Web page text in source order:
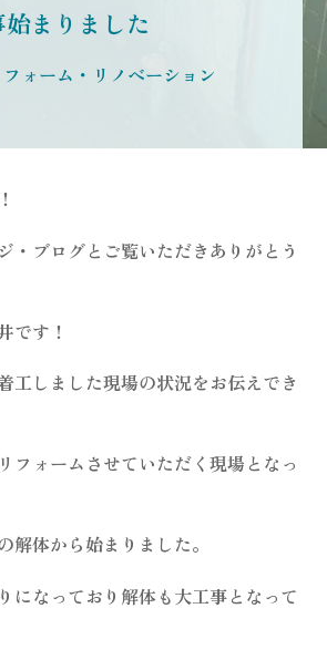
まりました
ォーム・リノベーション
・ブログとご覧いただきありがとう
す！
工しました現場の状況をお伝えでき
フォームさせていただく現場となっ
解体から始まりました。
になっており解体も大工事となって